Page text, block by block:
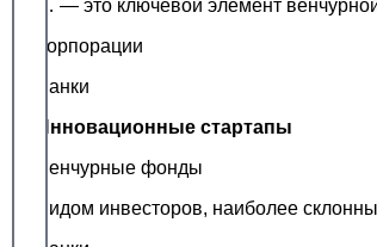
… — это ключевой элемент
Корпорации
Банки
Инновационные стартапы
Венчурные фонды
Видом инвесторов, наиболее